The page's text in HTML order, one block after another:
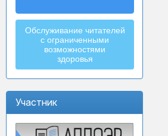
Обслуживание читателей
с ограниченными
возможностями
здоровья
Участник